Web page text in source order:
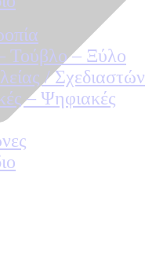
Τούβλο – Ξύλο
/ Σχεδιαστών
– Ψηφιακές